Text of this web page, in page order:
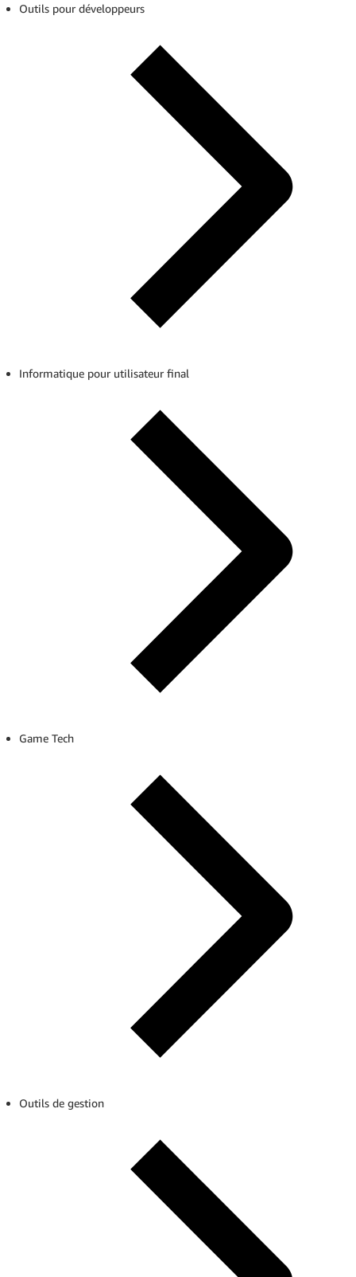
Outils pour développeurs
Informatique pour utilisateur final
Game Tech
Outils de gestion